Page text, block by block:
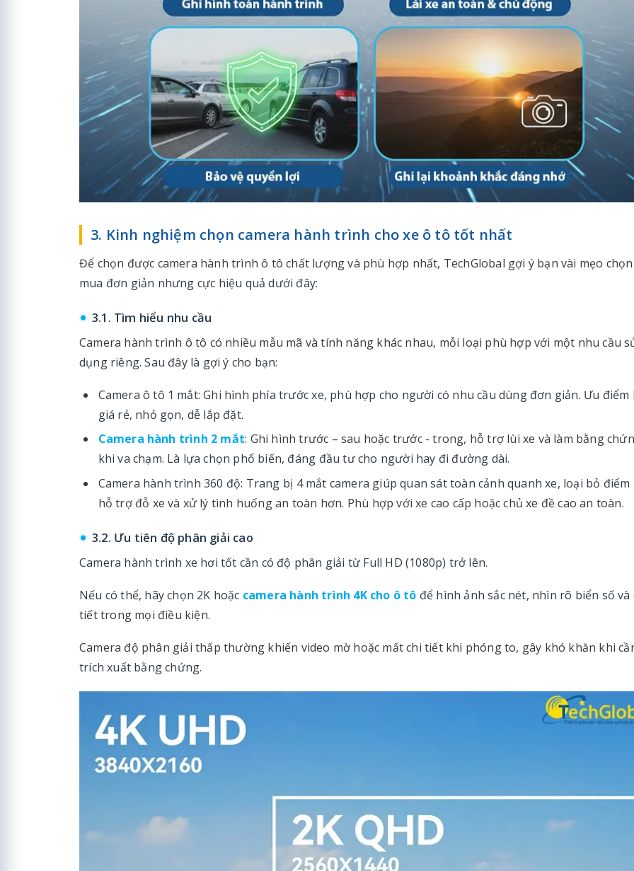
3. Kinh nghiệm chọn camera hành trình cho xe ô tô tốt nhất
Để chọn được camera hành trình ô tô chất lượng và phù hợp nhất, TechGlobal gợi ý bạn vài mẹo chọn
mua đơn giản nhưng cực hiệu quả dưới đây:
3.1. Tìm hiểu nhu cầu
Camera hành trình ô tô có nhiều mẫu mã và tính năng khác nhau, mỗi loại phù hợp với một nhu cầu
dụng riêng. Sau đây là gợi ý cho bạn:
Camera ô tô 1 mắt: Ghi hình phía trước xe, phù hợp cho người có nhu cầu dùng đơn giản. Ưu điểm
giá rẻ, nhỏ gọn, dễ lắp đặt.
Camera hành trình 2 mắt: Ghi hình trước – sau hoặc trước - trong, hỗ trợ lùi xe và làm bằng
khi va chạm. Là lựa chọn phổ biến, đáng đầu tư cho người hay đi đường dài.
Camera hành trình 360 độ: Trang bị 4 mắt camera giúp quan sát toàn cảnh quanh xe, loại bỏ điểm
hỗ trợ đỗ xe và xử lý tình huống an toàn hơn. Phù hợp với xe cao cấp hoặc chủ xe đề cao an toàn.
3.2. Ưu tiên độ phân giải cao
Camera hành trình xe hơi tốt cần có độ phân giải từ Full HD (1080p) trở lên.
Nếu có thể, hãy chọn 2K hoặc camera hành trình 4K cho ô tô để hình ảnh sắc nét, nhìn rõ biển số và
tiết trong mọi điều kiện.
Camera độ phân giải thấp thường khiến video mờ hoặc mất chi tiết khi phóng to, gây khó khăn khi
trích xuất bằng chứng.